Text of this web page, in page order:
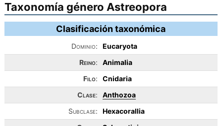
Taxonomía género Astreopora
Clasificación taxonómica
Dominio:
Eucaryota
Reino:
Animalia
Filo:
Cnidaria
Clase:
Anthozoa
Subclase:
Hexacorallia